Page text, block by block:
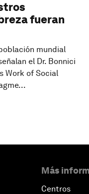
fueran
mundial
el Dr. Bonnici
Work of Social
Más
Centros